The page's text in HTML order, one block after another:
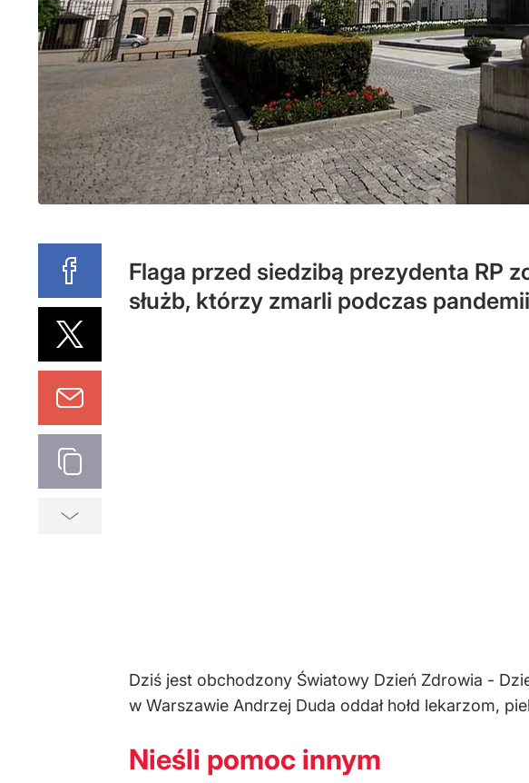
Flaga przed siedzibą prezydenta RP
służb, którzy zmarli podczas
Dziś jest obchodzony Światowy Dzień Zdrowia -
w Warszawie Andrzej Duda oddał hołd lekarzom,
Nieśli pomoc innym